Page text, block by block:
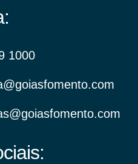
1000